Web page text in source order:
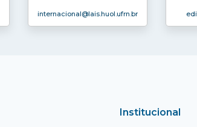
internacional@lais.huol.ufrn.br
Institucional